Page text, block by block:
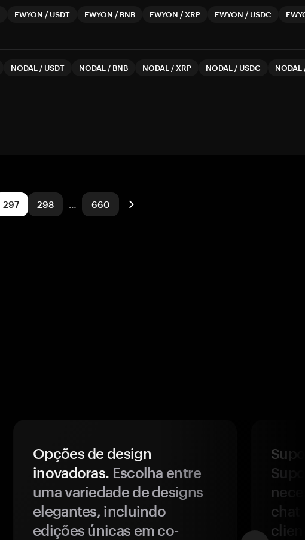
EWYON / USDT EWYON / BNB EWYON / XRP EWYON / USDC
NODAL / USDT NODAL / BNB NODAL / XRP NODAL / USDC NODAL
297 298 … 660
Opções de design
inovadoras. Escolha entre
uma variedade de designs
elegantes, incluindo
edições únicas em co-
chat